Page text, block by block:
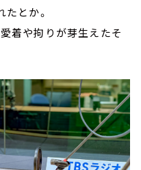
とか。
着や拘りが芽生えたそ